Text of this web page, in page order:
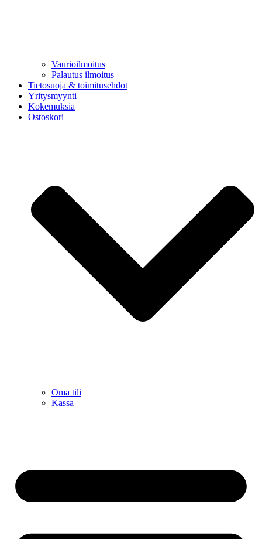
Vaurioilmoitus
Palautus ilmoitus
Tietosuoja & toimitusehdot
Yritysmyynti
Kokemuksia
Ostoskori
Oma tili
Kassa